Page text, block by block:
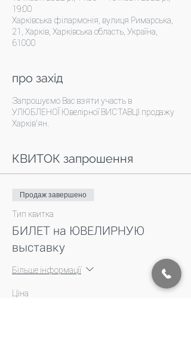
19:00
Харківська філармонія, вулиця Римарська,
21, Харків, Харківська область, Україна,
61000
про захід
Запрошуємо Вас взяти участь в
УЛЮБЛЕНОЇ Ювелірної ВИСТАВЦІ продажу
Харків'ян.
КВИТОК запрошення
Продаж завершено
Тип квитка
БИЛЕТ на ЮВЕЛИРНУЮ
выставку
Більше інформації
Ціна